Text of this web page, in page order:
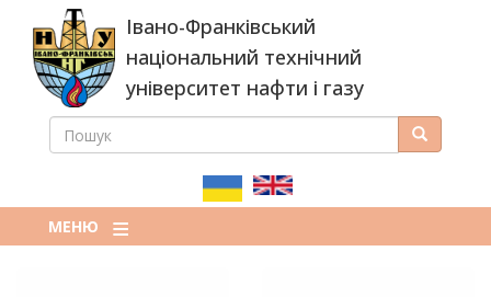
основного
вмісту
Івано-Франківський
національний технічний
університет нафти і газу
ПОШУКОВА
ПОШУК Пошук
МЕНЮ